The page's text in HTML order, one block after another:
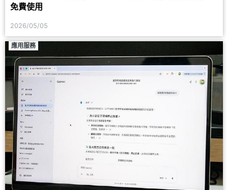
免費使用
2026/05/05
應用服務